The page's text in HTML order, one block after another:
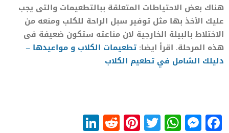
هناك بعض الاحتياطات المتعلقة ببالتطعيمات والتى يجب
عليك الأخذ بها مثل توفير سبل الراحة للكلب ومنعه من
الاختلاط بالبيئة الخارجية لان مناعته ستكون ضعيفة فى
هذه المرحلة. اقرأ ايضا: تطعيمات الكلاب و مواعيدها –
دليلك الشامل في تطعيم الكلاب
Facebook
Messenger
WhatsApp
Twitter
Pinterest
Reddit